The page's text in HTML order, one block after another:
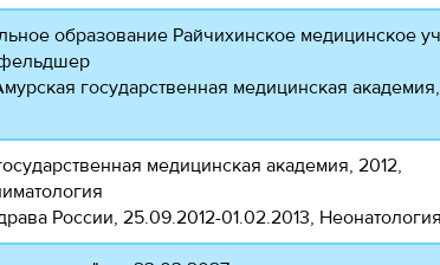
образование Райчихинское медицинское
государственная медицинская
медицинская академия, 2012,
России, 25.09.2012-01.02.2013, Неонатология